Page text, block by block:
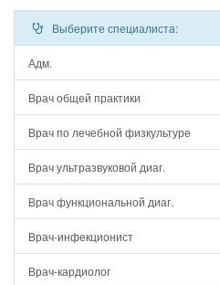
Выберите специалиста:
Адм.
Врач общей практики
Врач по лечебной физкультуре
Врач ультразвуковой диаг.
Врач функциональной диаг.
Врач-инфекционист
Врач-кардиолог